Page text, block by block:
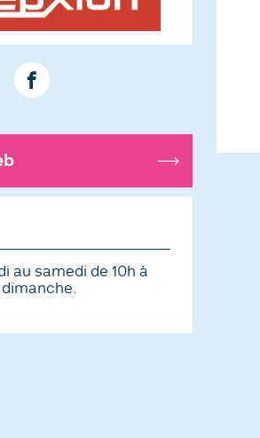
au samedi de 10h à